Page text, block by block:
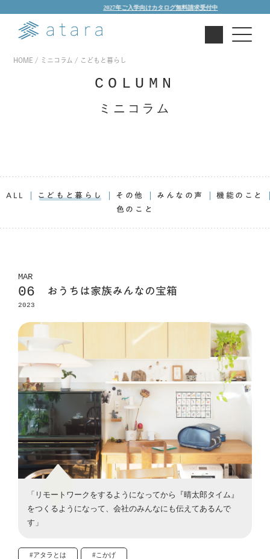
2027年ご入学向けカタログ無料請求受付中
HOME ミニコラム こどもと暮らし
COLUMN
ミニコラム
ALL こどもと暮らし その他 みんなの声
機能のこと
色のこと
MAR
06
2023
おうちは家族みんなの宝箱
「リモートワークをするようになってから『晴太郎タイム』
をつくるようになって、会社のみんなにも伝えてあるんで
す」
#アタラとは #こかげ